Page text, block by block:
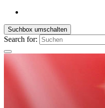
Suchbox umschalten
Search for: